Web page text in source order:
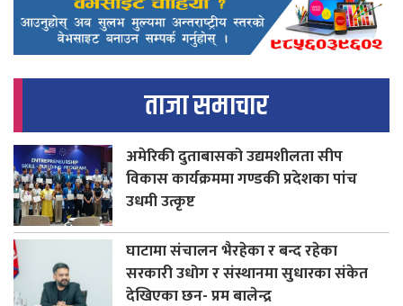
ताजा समाचार
अमेरिकी दुताबासको उद्यमशीलता सीप
विकास कार्यक्रममा गण्डकी प्रदेशका पांच
उधमी उत्कृष्ट
घाटामा संचालन भैरहेका र बन्द रहेका
सरकारी उधोग र संस्थानमा सुधारका संकेत
देखिएका छन- प्रम बालेन्द्र